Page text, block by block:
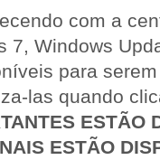
com a
7, Windows
para
las quando
ESTÃO
ESTÃO